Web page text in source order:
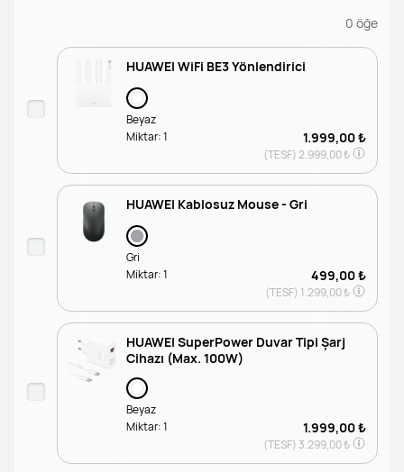
0 öğe
HUAWEI WiFi BE3 Yönlendirici
Beyaz
1.999,00 ₺
(TESF)2.999,00 ₺
Miktar:1
HUAWEI Kablosuz Mouse - Gri
Gri
499,00 ₺
(TESF) 1.299,00 ₺
Miktar:1
HUAWEI SuperPower Duvar Tipi Şarj
Cihazı (Max. 100W)
Beyaz
1.999,00 ₺
(TESF) 3.299,00 ₺
Miktar:1